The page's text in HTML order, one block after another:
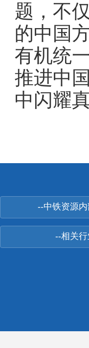
题，不
的中国
有机统
推进中
中闪耀
--中铁资源
--相关